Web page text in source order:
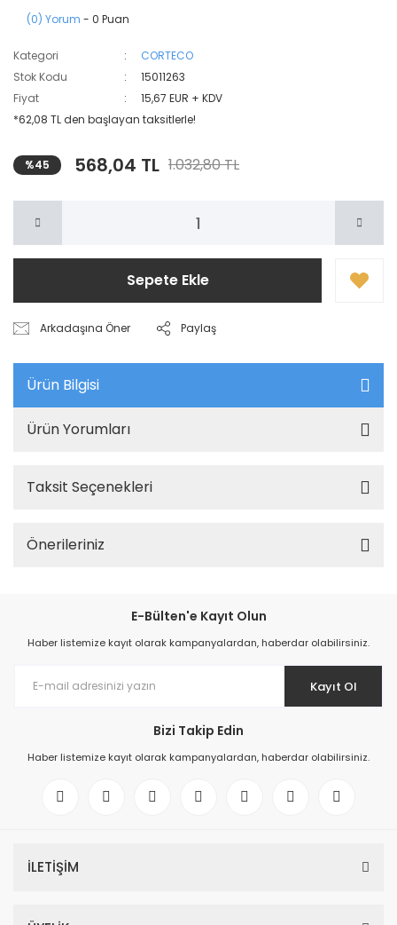
(0) Yorum - 0 Puan
Kategori
CORTECO
Stok Kodu
15011263
Fiyat
15,67 EUR + KDV
*62,08 TL den başlayan taksitlerle!
%45 568,04 TL 1.032,80 TL
Sepete Ekle
Arkadaşına Öner Paylaş
Ürün Bilgisi
Ürün Yorumları
Taksit Seçenekleri
Önerileriniz
E-Bülten'e Kayıt Olun
Haber listemize kayıt olarak kampanyalardan, haberdar olabilirsiniz.
Kayıt Ol
Bizi Takip Edin
Haber listemize kayıt olarak kampanyalardan, haberdar olabilirsiniz.
İLETİŞİM